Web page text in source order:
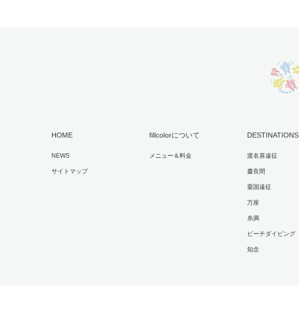
HOME
NEWS
サイトマップ
fillcolorについて
メニュー＆料金
DESTINATIONS
渡名喜遠征
慶良間
粟国遠征
万座
糸満
ビーチダイビング
知念